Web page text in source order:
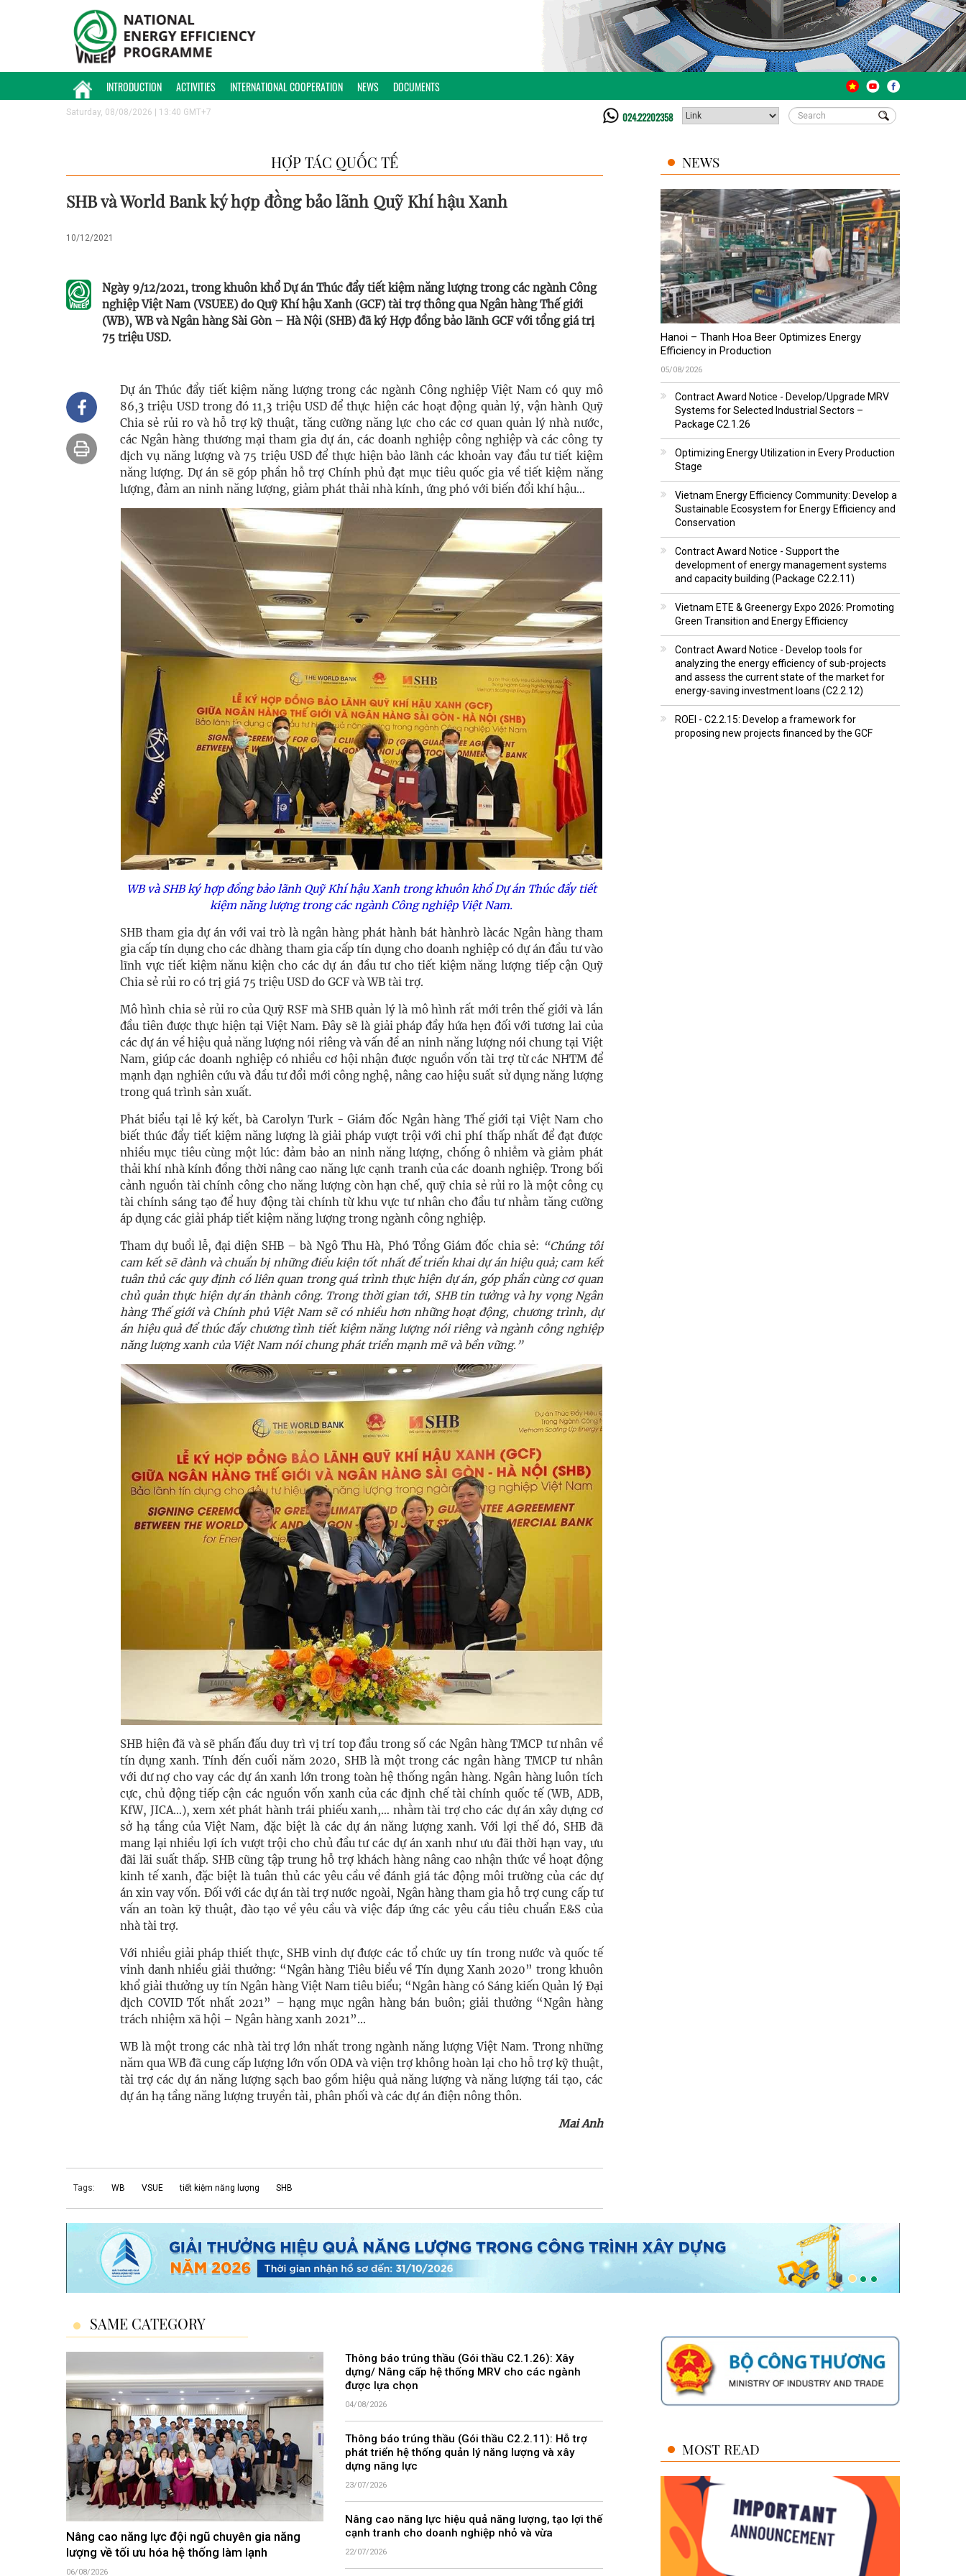
INTRODUCTION ACTIVITIES INTERNATIONAL COOPERATION NEWS DOCUMENTS
Saturday, 08/08/2026 | 13:40 GMT+7 024.22202358
HỢP TÁC QUỐC TẾ
SHB và World Bank ký hợp đồng bảo lãnh Quỹ Khí hậu Xanh
10/12/2021
Ngày 9/12/2021, trong khuôn khổ Dự án Thúc đẩy tiết kiệm năng lượng trong các ngành Công
nghiệp Việt Nam (VSUEE) do Quỹ Khí hậu Xanh (GCF) tài trợ thông qua Ngân hàng Thế giới
(WB), WB và Ngân hàng Sài Gòn – Hà Nội (SHB) đã ký Hợp đồng bảo lãnh GCF với tổng giá trị
75 triệu USD.
Dự án Thúc đẩy tiết kiệm năng lượng trong các ngành Công nghiệp Việt Nam có quy mô
86,3 triệu USD trong đó 11,3 triệu USD để thực hiện các hoạt động quản lý, vận hành Quỹ
Chia sẻ rủi ro và hỗ trợ kỹ thuật, tăng cường năng lực cho các cơ quan quản lý nhà nước,
các Ngân hàng thương mại tham gia dự án, các doanh nghiệp công nghiệp và các công ty
dịch vụ năng lượng và 75 triệu USD để thực hiện bảo lãnh các khoản vay đầu tư tiết kiệm
năng lượng. Dự án sẽ góp phần hỗ trợ Chính phủ đạt mục tiêu quốc gia về tiết kiệm năng
lượng, đảm an ninh năng lượng, giảm phát thải nhà kính, ứng phó với biến đổi khí hậu…
WB và SHB ký hợp đồng bảo lãnh Quỹ Khí hậu Xanh trong khuôn khổ Dự án Thúc đẩy tiết
kiệm năng lượng trong các ngành Công nghiệp Việt Nam.
SHB tham gia dự án với vai trò là ngân hàng phát hành bát hànhrò làcác Ngân hàng tham
gia cấp tín dụng cho các dhàng tham gia cấp tín dụng cho doanh nghiệp có dự án đầu tư vào
lĩnh vực tiết kiệm nănu kiện cho các dự án đầu tư cho tiết kiệm năng lượng tiếp cận Quỹ
Chia sẻ rủi ro có trị giá 75 triệu USD do GCF và WB tài trợ.
Mô hình chia sẻ rủi ro của Quỹ RSF mà SHB quản lý là mô hình rất mới trên thế giới và lần
đầu tiên được thực hiện tại Việt Nam. Đây sẽ là giải pháp đầy hứa hẹn đối với tương lai của
các dự án về hiệu quả năng lượng nói riêng và vấn đề an ninh năng lượng nói chung tại Việt
Nam, giúp các doanh nghiệp có nhiều cơ hội nhận được nguồn vốn tài trợ từ các NHTM để
mạnh dạn nghiên cứu và đầu tư đổi mới công nghệ, nâng cao hiệu suất sử dụng năng lượng
trong quá trình sản xuất.
Phát biểu tại lễ ký kết, bà Carolyn Turk - Giám đốc Ngân hàng Thế giới tại Việt Nam cho
biết thúc đẩy tiết kiệm năng lượng là giải pháp vượt trội với chi phí thấp nhất để đạt được
nhiều mục tiêu cùng một lúc: đảm bảo an ninh năng lượng, chống ô nhiễm và giảm phát
thải khí nhà kính đồng thời nâng cao năng lực cạnh tranh của các doanh nghiệp. Trong bối
cảnh nguồn tài chính công cho năng lượng còn hạn chế, quỹ chia sẻ rủi ro là một công cụ
tài chính sáng tạo để huy động tài chính từ khu vực tư nhân cho đầu tư nhằm tăng cường
áp dụng các giải pháp tiết kiệm năng lượng trong ngành công nghiệp.
Tham dự buổi lễ, đại diện SHB – bà Ngô Thu Hà, Phó Tổng Giám đốc chia sẻ: “Chúng tôi
cam kết sẽ dành và chuẩn bị những điều kiện tốt nhất để triển khai dự án hiệu quả; cam kết
tuân thủ các quy định có liên quan trong quá trình thực hiện dự án, góp phần cùng cơ quan
chủ quản thực hiện dự án thành công. Trong thời gian tới, SHB tin tưởng và hy vọng Ngân
hàng Thế giới và Chính phủ Việt Nam sẽ có nhiều hơn những hoạt động, chương trình, dự
án hiệu quả để thúc đẩy chương tình tiết kiệm năng lượng nói riêng và ngành công nghiệp
năng lượng xanh của Việt Nam nói chung phát triển mạnh mẽ và bền vững.”
SHB hiện đã và sẽ phấn đấu duy trì vị trí top đầu trong số các Ngân hàng TMCP tư nhân về
tín dụng xanh. Tính đến cuối năm 2020, SHB là một trong các ngân hàng TMCP tư nhân
với dư nợ cho vay các dự án xanh lớn trong toàn hệ thống ngân hàng. Ngân hàng luôn tích
cực, chủ động tiếp cận các nguồn vốn xanh của các định chế tài chính quốc tế (WB, ADB,
KfW, JICA…), xem xét phát hành trái phiếu xanh,… nhằm tài trợ cho các dự án xây dựng cơ
sở hạ tầng của Việt Nam, đặc biệt là các dự án năng lượng xanh. Với lợi thế đó, SHB đã
mang lại nhiều lợi ích vượt trội cho chủ đầu tư các dự án xanh như ưu đãi thời hạn vay, ưu
đãi lãi suất thấp. SHB cũng tập trung hỗ trợ khách hàng nâng cao nhận thức về hoạt động
kinh tế xanh, đặc biệt là tuân thủ các yêu cầu về đánh giá tác động môi trường của các dự
án xin vay vốn. Đối với các dự án tài trợ nước ngoài, Ngân hàng tham gia hỗ trợ cung cấp tư
vấn an toàn kỹ thuật, đào tạo về yêu cầu và việc đáp ứng các yêu cầu tiêu chuẩn E&S của
nhà tài trợ.
Với nhiều giải pháp thiết thực, SHB vinh dự được các tổ chức uy tín trong nước và quốc tế
vinh danh nhiều giải thưởng: “Ngân hàng Tiêu biểu về Tín dụng Xanh 2020” trong khuôn
khổ giải thưởng uy tín Ngân hàng Việt Nam tiêu biểu; “Ngân hàng có Sáng kiến Quản lý Đại
dịch COVID Tốt nhất 2021” – hạng mục ngân hàng bán buôn; giải thưởng “Ngân hàng
trách nhiệm xã hội – Ngân hàng xanh 2021”...
WB là một trong các nhà tài trợ lớn nhất trong ngành năng lượng Việt Nam. Trong những
năm qua WB đã cung cấp lượng lớn vốn ODA và viện trợ không hoàn lại cho hỗ trợ kỹ thuật,
tài trợ các dự án năng lượng sạch bao gồm hiệu quả năng lượng và năng lượng tái tạo, các
dự án hạ tầng năng lượng truyền tải, phân phối và các dự án điện nông thôn.
Mai Anh
Tags: WB VSUE tiết kiệm năng lượng SHB
NEWS
Hanoi – Thanh Hoa Beer Optimizes Energy
Efficiency in Production
05/08/2026
Contract Award Notice - Develop/Upgrade MRV
Systems for Selected Industrial Sectors –
Package C2.1.26
Optimizing Energy Utilization in Every Production
Stage
Vietnam Energy Efficiency Community: Develop a
Sustainable Ecosystem for Energy Efficiency and
Conservation
Contract Award Notice - Support the
development of energy management systems
and capacity building (Package C2.2.11)
Vietnam ETE & Greenergy Expo 2026: Promoting
Green Transition and Energy Efficiency
Contract Award Notice - Develop tools for
analyzing the energy efficiency of sub-projects
and assess the current state of the market for
energy-saving investment loans (C2.2.12)
ROEI - C2.2.15: Develop a framework for
proposing new projects financed by the GCF
SAME CATEGORY
Nâng cao năng lực đội ngũ chuyên gia năng
lượng về tối ưu hóa hệ thống làm lạnh
Thông báo trúng thầu (Gói thầu C2.1.26): Xây
dựng/ Nâng cấp hệ thống MRV cho các ngành
được lựa chọn
04/08/2026
Thông báo trúng thầu (Gói thầu C2.2.11): Hỗ trợ
phát triển hệ thống quản lý năng lượng và xây
dựng năng lực
23/07/2026
Nâng cao năng lực hiệu quả năng lượng, tạo lợi thế
cạnh tranh cho doanh nghiệp nhỏ và vừa
22/07/2026
MOST READ